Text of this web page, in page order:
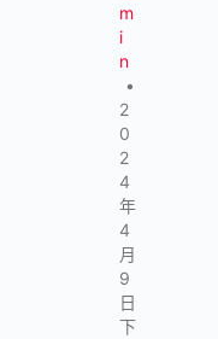
m
i
n
•
2
0
2
4
年
4
月
9
日
下